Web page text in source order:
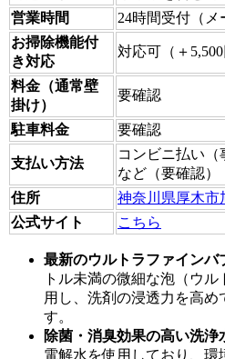
営業時間
24時間受付（メ
お掃除機能付
き対応
対応可（＋5,500
料金（通常壁
掛け）
要確認
駐車料金 要確認
支払い方法
コンビニ払い
など（要確認）
住所
神奈川県厚木市
公式サイト
こちら
最新のウルトラファインバ
トル未満の微細な泡（ウ
用し、洗剤の浸透力を高め
す。
除菌・消臭効果の高い洗浄
電解水を使用しており、環